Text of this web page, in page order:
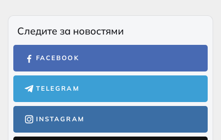
Следите за новостями
FACEBOOK
TELEGRAM
INSTAGRAM